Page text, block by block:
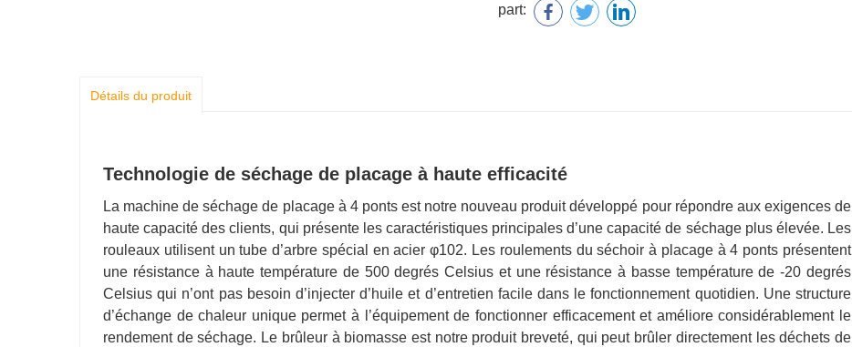
part:
Détails du produit
Technologie de séchage de placage à haute efficacité
La machine de séchage de placage à 4 ponts est notre nouveau produit développé pour répondre aux exigences de
haute capacité des clients, qui présente les caractéristiques principales d’une capacité de séchage plus élevée. Les
rouleaux utilisent un tube d’arbre spécial en acier φ102. Les roulements du séchoir à placage à 4 ponts présentent
une résistance à haute température de 500 degrés Celsius et une résistance à basse température de -20 degrés
Celsius qui n’ont pas besoin d’injecter d’huile et d’entretien facile dans le fonctionnement quotidien. Une structure
d’échange de chaleur unique permet à l’équipement de fonctionner efficacement et améliore considérablement le
rendement de séchage. Le brûleur à biomasse est notre produit breveté, qui peut brûler directement les déchets de